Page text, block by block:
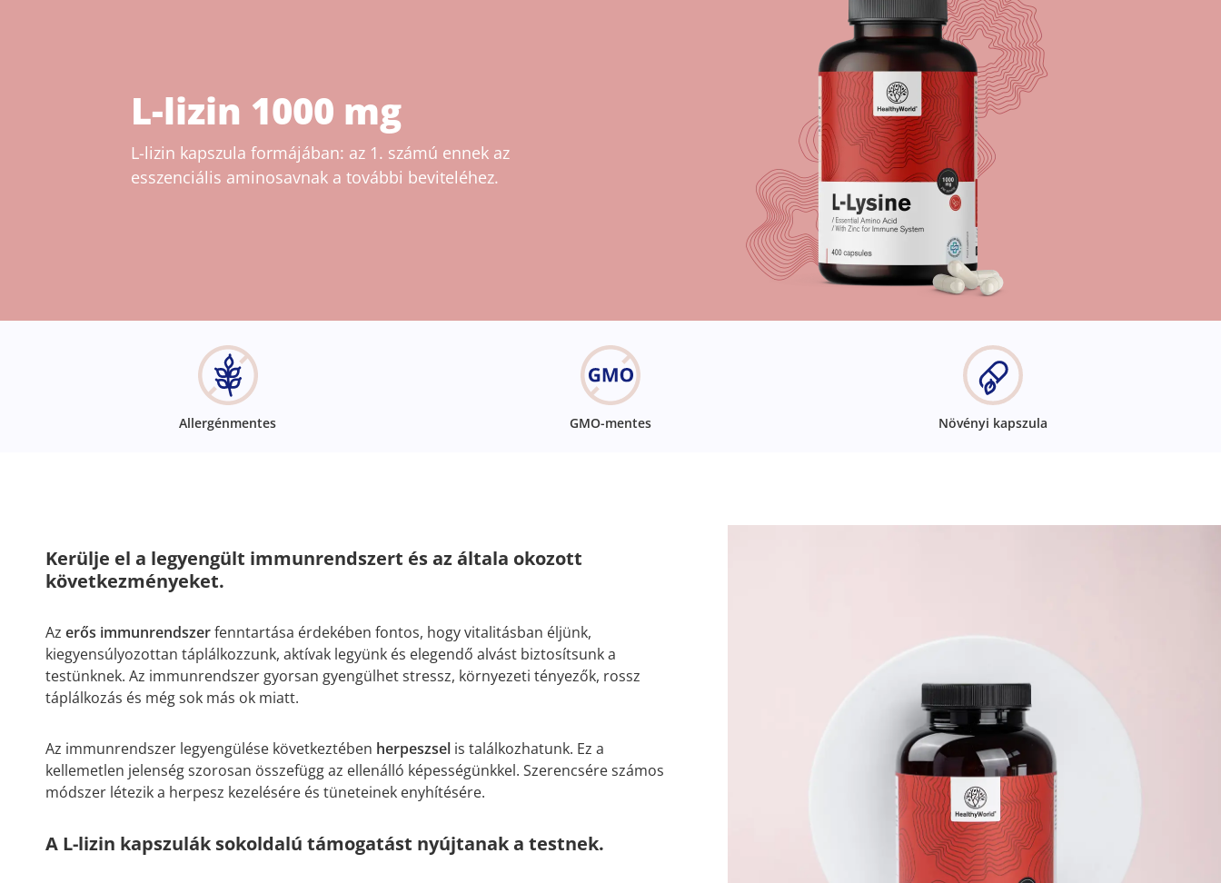
L-lizin 1000 mg
L-lizin kapszula formájában: az 1. számú ennek az
esszenciális aminosavnak a további beviteléhez.
Allergénmentes GMO-mentes Növényi kapszula
Kerülje el a legyengült immunrendszert és az általa okozott
következményeket.
Az erős immunrendszerfenntartása érdekében fontos, hogy vitalitásban éljünk,
kiegyensúlyozottan táplálkozzunk, aktívak legyünk és elegendő alvást biztosítsunk a
testünknek. Az immunrendszer gyorsan gyengülhet stressz, környezeti tényezők, rossz
táplálkozás és még sok más ok miatt.
Az immunrendszer legyengülése következtében herpeszsel is találkozhatunk. Ez a
kellemetlen jelenség szorosan összefügg az ellenálló képességünkkel. Szerencsére számos
módszer létezik a herpesz kezelésére és tüneteinek enyhítésére.
A L-lizin kapszulák sokoldalú támogatást nyújtanak a testnek.